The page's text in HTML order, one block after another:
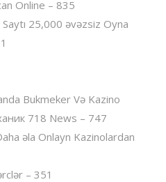
Online – 835
25,000 əvəzsiz Oyna
Bukmeker Və Kazino
718 News – 747
əla Onlayn Kazinolardan
– 351